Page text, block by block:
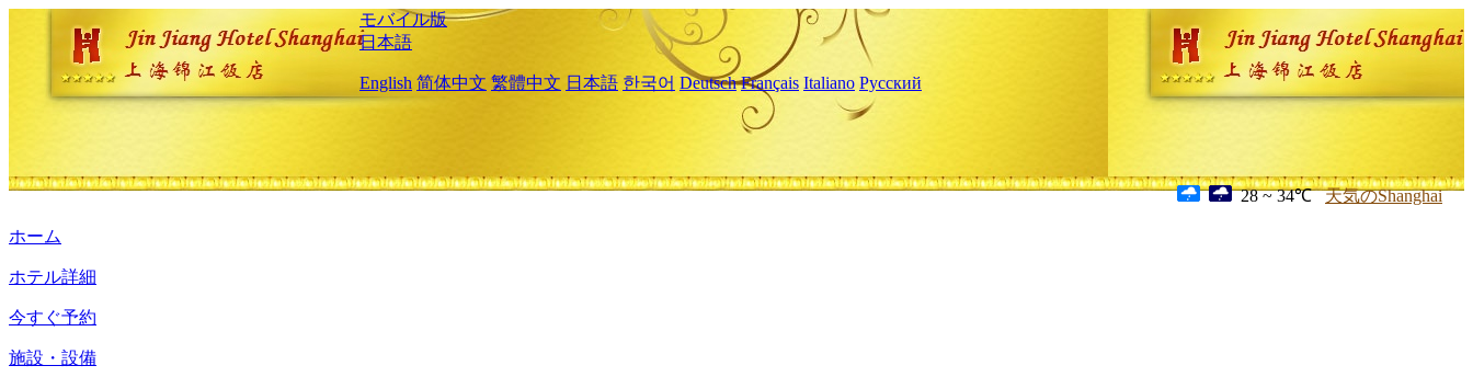
モバイル版
日本語
English 简体中文 繁體中文 日本語 한국어 Deutsch Français Italiano Русский
28 ~ 34℃ 天気のShanghai
ホーム
ホテル詳細
今すぐ予約
施設・設備